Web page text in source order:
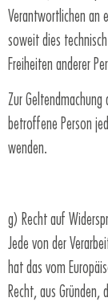
Verantwortlichen an
soweit dies
Freiheiten anderer
Zur
betroffene Person
wenden.
g) Recht auf
Jede von der
hat das vom
Recht, aus